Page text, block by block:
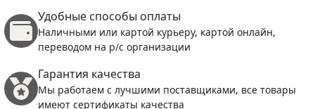
Удобные способы оплаты
Наличными или картой курьеру, картой онлайн,
переводом на р/с организации
Гарантия качества
Мы работаем с лучшими поставщиками, все товары
имеют сертификаты качества